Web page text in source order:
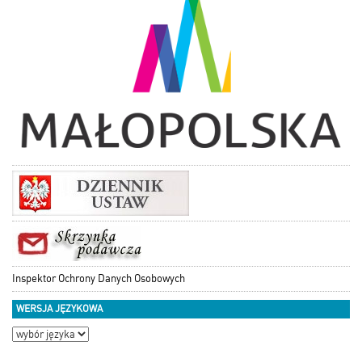
Inspektor Ochrony Danych Osobowych
WERSJA JĘZYKOWA